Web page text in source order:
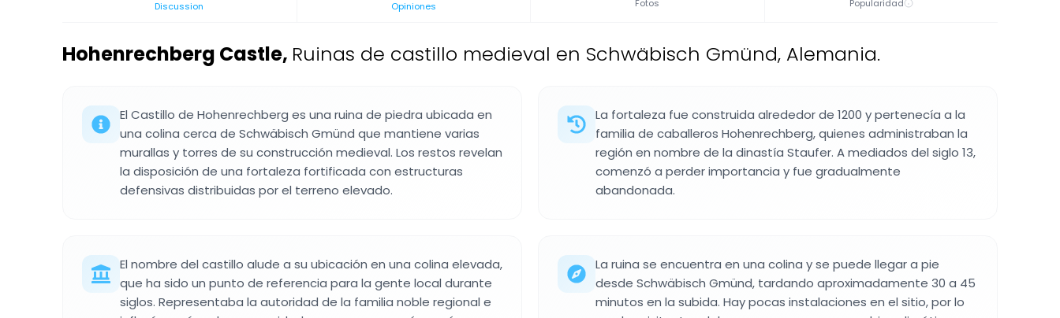
Discussion Opiniones Fotos Popularidad
Hohenrechberg Castle, Ruinas de castillo medieval en Schwäbisch Gmünd, Alemania.
El Castillo de Hohenrechberg es una ruina de piedra ubicada en
una colina cerca de Schwäbisch Gmünd que mantiene varias
murallas y torres de su construcción medieval. Los restos revelan
la disposición de una fortaleza fortificada con estructuras
defensivas distribuidas por el terreno elevado.
La fortaleza fue construida alrededor de 1200 y pertenecía a la
familia de caballeros Hohenrechberg, quienes administraban la
región en nombre de la dinastía Staufer. A mediados del siglo 13,
comenzó a perder importancia y fue gradualmente
abandonada.
El nombre del castillo alude a su ubicación en una colina elevada,
que ha sido un punto de referencia para la gente local durante
siglos. Representaba la autoridad de la familia noble regional e
La ruina se encuentra en una colina y se puede llegar a pie
desde Schwäbisch Gmünd, tardando aproximadamente 30 a 45
minutos en la subida. Hay pocas instalaciones en el sitio, por lo